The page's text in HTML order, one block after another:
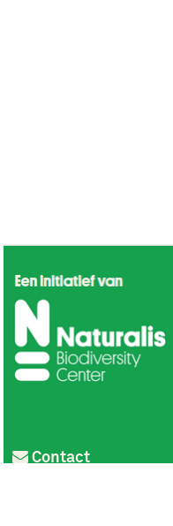
Contact